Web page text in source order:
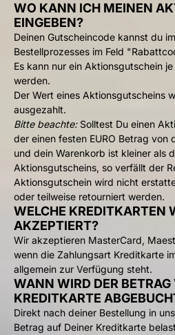
WO KANN ICH MEINEN
EINGEBEN?
Deinen Gutscheincode kannst du
Bestellprozesses im Feld
Es kann nur ein Aktionsgutschein
werden.
Der Wert eines Aktionsgutscheins
ausgezahlt.
Bitte beachte:Solltest Du einen
der einen festen EURO Betrag von
und dein Warenkorb ist kleiner als
Aktionsgutscheins, so verfällt der
Aktionsgutschein wird nicht
oder teilweise retourniert werden.
WELCHE KREDITKARTEN
AKZEPTIERT?
Wir akzeptieren MasterCard,
wenn die Zahlungsart Kreditkarte
allgemein zur Verfügung steht.
WANN WIRD DER BETRAG
KREDITKARTE
Direkt nach deiner Bestellung in
Betrag auf Deiner Kreditkarte